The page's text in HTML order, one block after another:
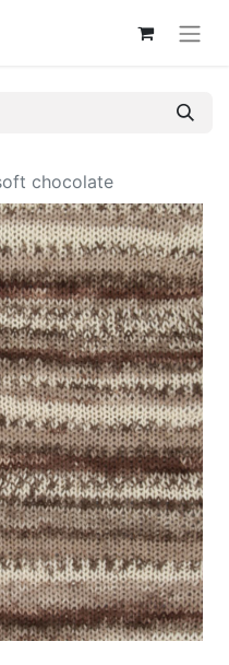
chocolate